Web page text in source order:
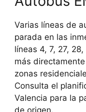
Varias líneas de
parada en las
líneas 4, 7, 27,
más
zonas
Consulta el
Valencia para la
de origen.